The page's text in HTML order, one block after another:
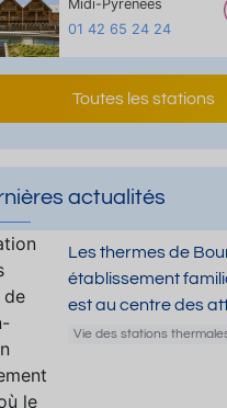
Midi-Pyrénées
01 42 65 24 24
Toutes les stations
actualités
Les thermes de
établissement
est au centre des
Vie des stations